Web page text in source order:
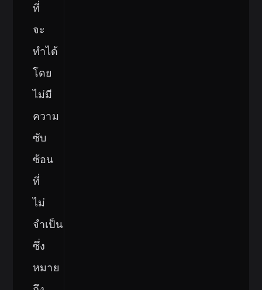
ที่
จะ
ทำได้
โดย
ไม่มี
ความ
ซับ
ซ้อน
ที่
ไม่
จำเป็น
ซึ่ง
หมาย